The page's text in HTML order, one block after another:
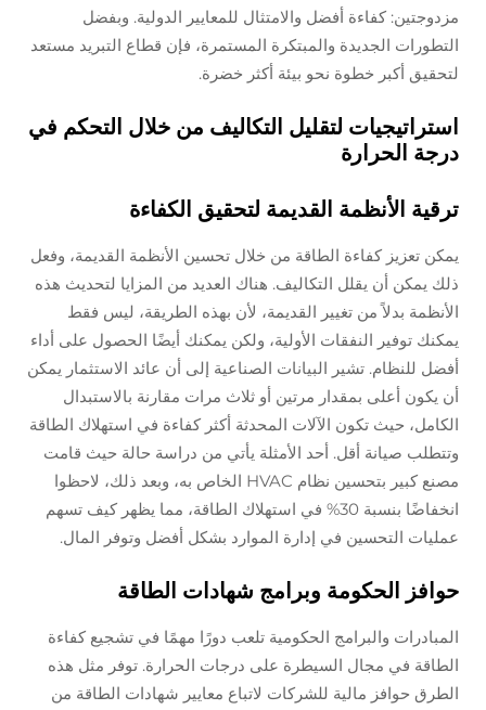
مزدوجتين: كفاءة أفضل والامتثال للمعايير الدولية. وبفضل
التطورات الجديدة والمبتكرة المستمرة، فإن قطاع التبريد مستعد
لتحقيق أكبر خطوة نحو بيئة أكثر خضرة.
استراتيجيات لتقليل التكاليف من خلال التحكم في
درجة الحرارة
ترقية الأنظمة القديمة لتحقيق الكفاءة
يمكن تعزيز كفاءة الطاقة من خلال تحسين الأنظمة القديمة، وفعل
ذلك يمكن أن يقلل التكاليف. هناك العديد من المزايا لتحديث هذه
الأنظمة بدلاً من تغيير القديمة، لأن بهذه الطريقة، ليس فقط
يمكنك توفير النفقات الأولية، ولكن يمكنك أيضًا الحصول على أداء
أفضل للنظام. تشير البيانات الصناعية إلى أن عائد الاستثمار يمكن
أن يكون أعلى بمقدار مرتين أو ثلاث مرات مقارنة بالاستبدال
الكامل، حيث تكون الآلات المحدثة أكثر كفاءة في استهلاك الطاقة
وتتطلب صيانة أقل. أحد الأمثلة يأتي من دراسة حالة حيث قامت
مصنع كبير بتحسين نظام HVAC الخاص به، وبعد ذلك، لاحظوا
انخفاضًا بنسبة 30% في استهلاك الطاقة، مما يظهر كيف تسهم
عمليات التحسين في إدارة الموارد بشكل أفضل وتوفر المال.
حوافز الحكومة وبرامج شهادات الطاقة
المبادرات والبرامج الحكومية تلعب دورًا مهمًا في تشجيع كفاءة
الطاقة في مجال السيطرة على درجات الحرارة. توفر مثل هذه
الطرق حوافز مالية للشركات لاتباع معايير شهادات الطاقة من